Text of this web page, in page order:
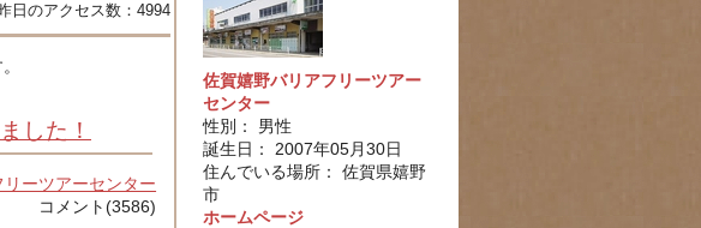
日のアクセス数：4994
した！
ーツアーセンター
コメント(3586)
佐賀嬉野バリアフリーツアー
センター
性別： 男性
誕生日： 2007年05月30日
住んでいる場所： 佐賀県嬉野
市
ホームページ